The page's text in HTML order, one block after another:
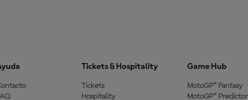
Tickets & Hospitality
Tickets
Hospitality
Game Hub
MotoGP™ Fantasy
MotoGP™ Predictor